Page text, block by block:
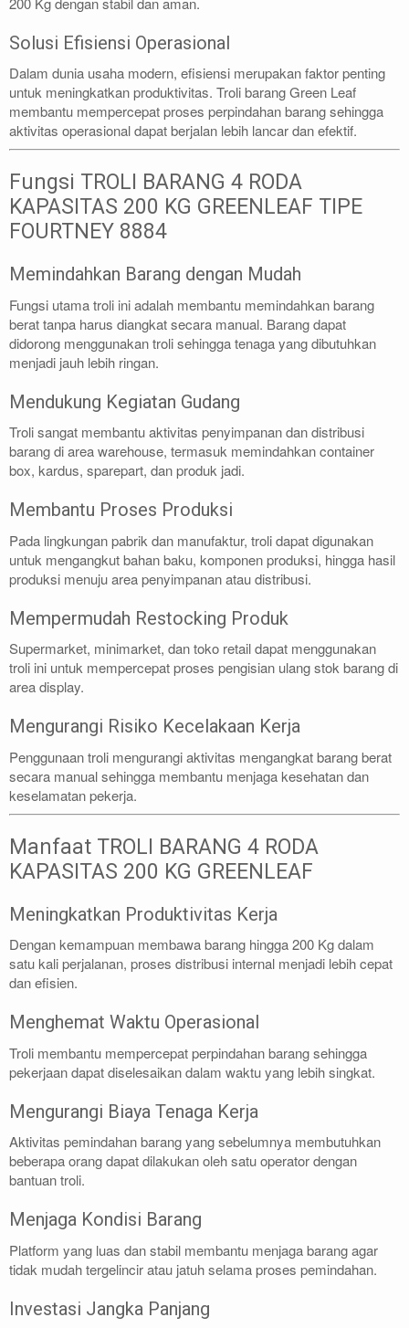
Solusi Efisiensi Operasional
Dalam dunia usaha modern, efisiensi merupakan faktor penting
untuk meningkatkan produktivitas. Troli barang Green Leaf
membantu mempercepat proses perpindahan barang sehingga
aktivitas operasional dapat berjalan lebih lancar dan efektif.
Fungsi TROLI BARANG 4 RODA
KAPASITAS 200 KG GREENLEAF TIPE
FOURTNEY 8884
Memindahkan Barang dengan Mudah
Fungsi utama troli ini adalah membantu memindahkan barang
berat tanpa harus diangkat secara manual. Barang dapat
didorong menggunakan troli sehingga tenaga yang dibutuhkan
menjadi jauh lebih ringan.
Mendukung Kegiatan Gudang
Troli sangat membantu aktivitas penyimpanan dan distribusi
barang di area warehouse, termasuk memindahkan container
box, kardus, sparepart, dan produk jadi.
Membantu Proses Produksi
Pada lingkungan pabrik dan manufaktur, troli dapat digunakan
untuk mengangkut bahan baku, komponen produksi, hingga hasil
produksi menuju area penyimpanan atau distribusi.
Mempermudah Restocking Produk
Supermarket, minimarket, dan toko retail dapat menggunakan
troli ini untuk mempercepat proses pengisian ulang stok barang di
area display.
Mengurangi Risiko Kecelakaan Kerja
Penggunaan troli mengurangi aktivitas mengangkat barang berat
secara manual sehingga membantu menjaga kesehatan dan
keselamatan pekerja.
Manfaat TROLI BARANG 4 RODA
KAPASITAS 200 KG GREENLEAF
Meningkatkan Produktivitas Kerja
Dengan kemampuan membawa barang hingga 200 Kg dalam
satu kali perjalanan, proses distribusi internal menjadi lebih cepat
dan efisien.
Menghemat Waktu Operasional
Troli membantu mempercepat perpindahan barang sehingga
pekerjaan dapat diselesaikan dalam waktu yang lebih singkat.
Mengurangi Biaya Tenaga Kerja
Aktivitas pemindahan barang yang sebelumnya membutuhkan
beberapa orang dapat dilakukan oleh satu operator dengan
bantuan troli.
Menjaga Kondisi Barang
Platform yang luas dan stabil membantu menjaga barang agar
tidak mudah tergelincir atau jatuh selama proses pemindahan.
Investasi Jangka Panjang